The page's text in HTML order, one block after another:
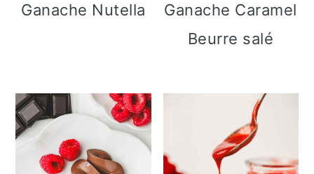
Ganache Nutella
Ganache Caramel
Beurre salé